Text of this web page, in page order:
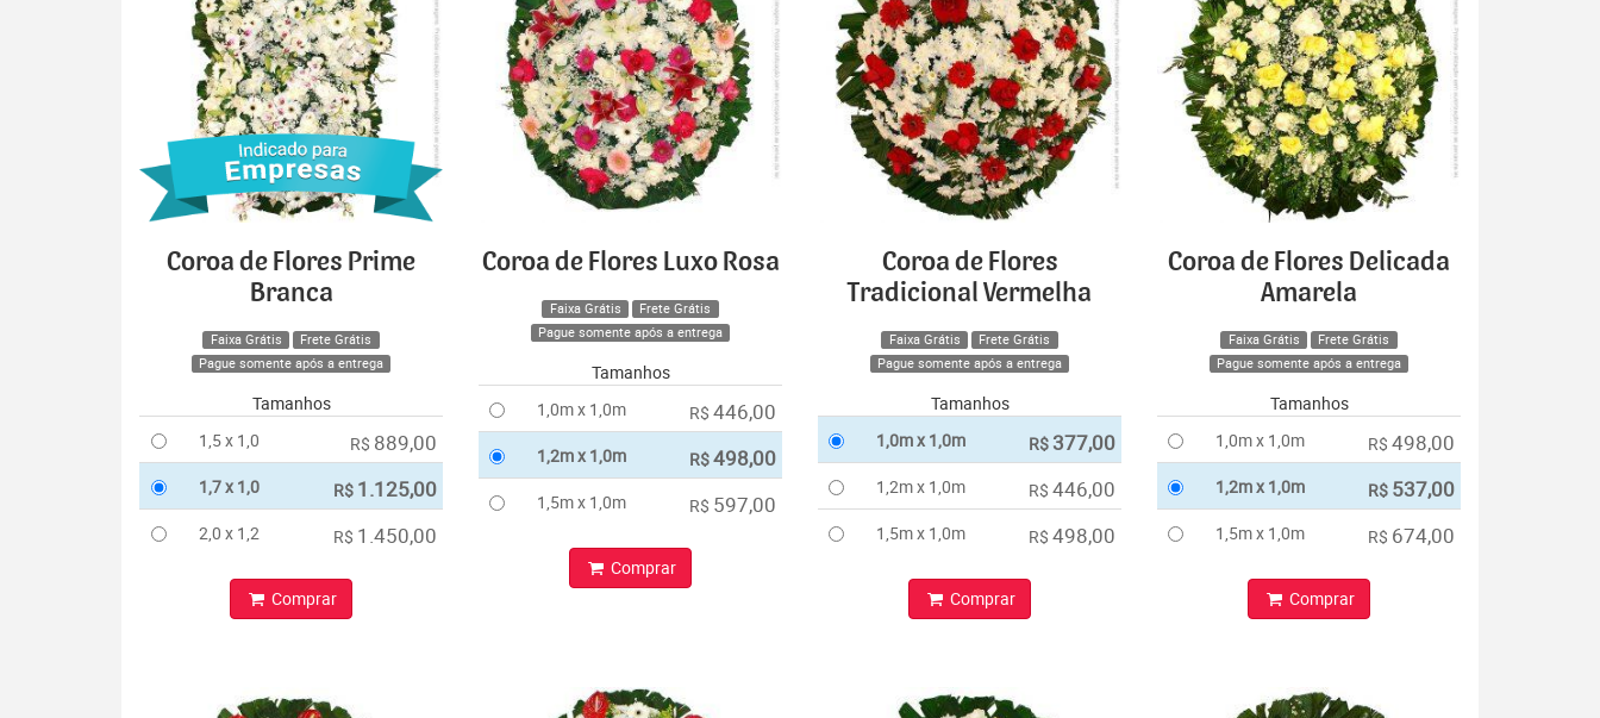
Coroa de Flores Prime
Branca
Faixa Grátis
Frete Grátis
Pague somente após a entrega
Tamanhos
1,5 x 1,0
R$ 889,00
1,7 x 1,0 R$ 1.125,00
2,0 x 1,2 R$ 1.450,00
Comprar
Coroa de Flores Luxo Rosa
Faixa Grátis
Frete Grátis
Pague somente após a entrega
Tamanhos
1,0m x 1,0m
R$ 446,00
1,2m x 1,0m R$498,00
1,5m x 1,0m R$ 597,00
Comprar
Coroa de Flores
Tradicional Vermelha
Faixa Grátis
Frete Grátis
Pague somente após a entrega
Tamanhos
1,0m x 1,0m
R$ 377,00
1,2m x 1,0m R$ 446,00
1,5m x 1,0m R$ 498,00
Comprar
Coroa de Flores Delicada
Amarela
Faixa Grátis
Frete Grátis
Pague somente após a entrega
Tamanhos
1,0m x 1,0m
R$ 498,00
1,2m x 1,0m R$ 537,00
1,5m x 1,0m R$ 674,00
Comprar